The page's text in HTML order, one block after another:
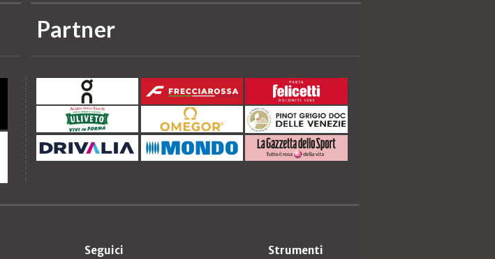
Partner
Seguici Strumenti